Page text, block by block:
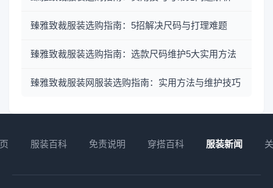
臻雅致裁服装选购指南：5招解决尺码与打理难题
臻雅致裁服装选购指南：选款尺码维护5大实用方法
臻雅致裁服装网服装选购指南：实用方法与维护技巧
服装百科 免责说明 穿搭百科 服装新闻